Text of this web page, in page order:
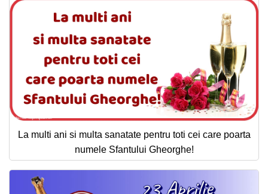
La multi ani si multa sanatate pentru toti cei care poarta
numele Sfantului Gheorghe!